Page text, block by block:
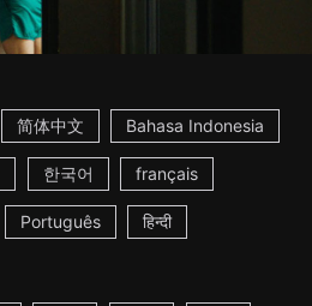
简体中文 Bahasa Indonesia
한국어 français
Português हिन्दी